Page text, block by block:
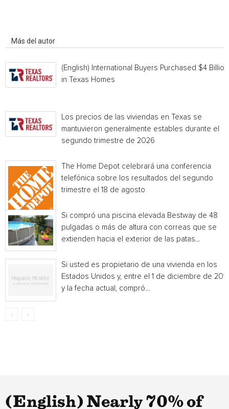
Más del autor
(English) International Buyers Purchased $4 Billion
in Texas Homes
Los precios de las viviendas en Texas se
mantuvieron generalmente estables durante el
segundo trimestre de 2026
The Home Depot celebrará una conferencia
telefónica sobre los resultados del segundo
trimestre el 18 de agosto
Si compró una piscina elevada Bestway de 48
pulgadas o más de altura con correas que se
extienden hacia el exterior de las patas...
Si usted es propietario de una vivienda en los
Estados Unidos y, entre el 1 de diciembre de
y la fecha actual, compró...
(English) Nearly 70% of